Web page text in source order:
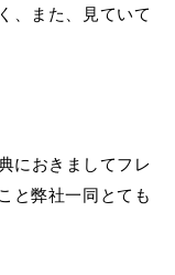
、また、見ていて
におきましてフレ
と弊社一同とても